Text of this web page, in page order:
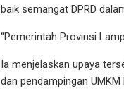
baik semangat DPRD
“Pemerintah Provinsi
Ia menjelaskan upaya
dan pendampingan